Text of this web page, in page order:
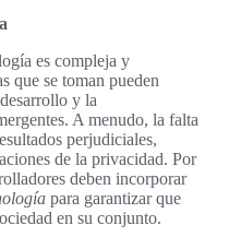
es compleja y
que se toman pueden
y la
A menudo, la falta
perjudiciales,
de la privacidad. Por
deben incorporar
para garantizar que
en su conjunto.